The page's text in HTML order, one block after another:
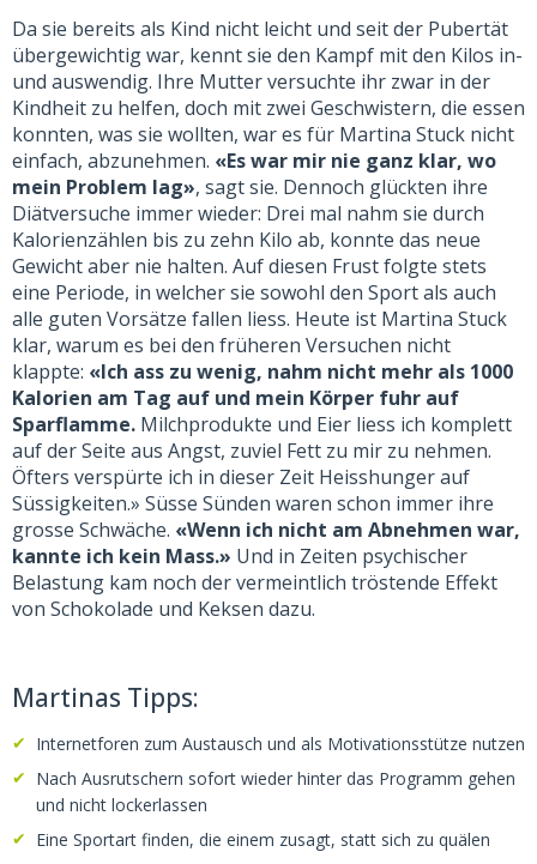
Da sie bereits als Kind nicht leicht und seit der Pubertät
übergewichtig war, kennt sie den Kampf mit den Kilos in-
und auswendig. Ihre Mutter versuchte ihr zwar in der
Kindheit zu helfen, doch mit zwei Geschwistern, die essen
konnten, was sie wollten, war es für Martina Stuck nicht
einfach, abzunehmen. «Es war mir nie ganz klar, wo
mein Problem lag», sagt sie. Dennoch glückten ihre
Diätversuche immer wieder: Drei mal nahm sie durch
Kalorienzählen bis zu zehn Kilo ab, konnte das neue
Gewicht aber nie halten. Auf diesen Frust folgte stets
eine Periode, in welcher sie sowohl den Sport als auch
alle guten Vorsätze fallen liess. Heute ist Martina Stuck
klar, warum es bei den früheren Versuchen nicht
klappte: «Ich ass zu wenig, nahm nicht mehr als 1000
Kalorien am Tag auf und mein Körper fuhr auf
Sparflamme. Milchprodukte und Eier liess ich komplett
auf der Seite aus Angst, zuviel Fett zu mir zu nehmen.
Öfters verspürte ich in dieser Zeit Heisshunger auf
Süssigkeiten.» Süsse Sünden waren schon immer ihre
grosse Schwäche. «Wenn ich nicht am Abnehmen war,
kannte ich kein Mass.» Und in Zeiten psychischer
Belastung kam noch der vermeintlich tröstende Effekt
von Schokolade und Keksen dazu.
Martinas Tipps:
Internetforen zum Austausch und als Motivationsstütze nutzen
Nach Ausrutschern sofort wieder hinter das Programm gehen
und nicht lockerlassen
Eine Sportart finden, die einem zusagt, statt sich zu quälen